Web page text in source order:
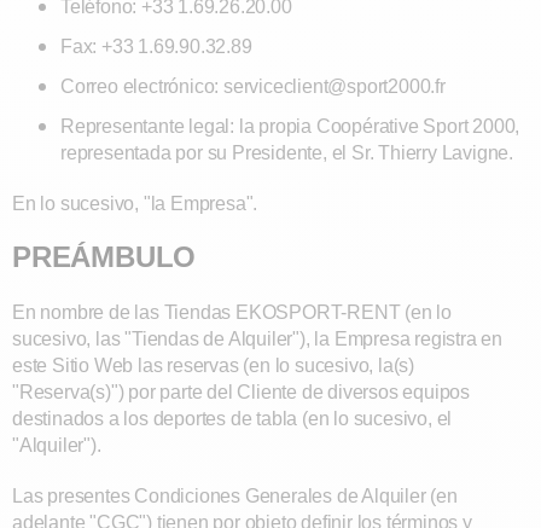
Teléfono: +33 1.69.26.20.00
Fax: +33 1.69.90.32.89
Correo electrónico: serviceclient@sport2000.fr
Representante legal: la propia Coopérative Sport 2000,
representada por su Presidente, el Sr. Thierry Lavigne.
En lo sucesivo, "la Empresa".
PREÁMBULO
En nombre de las Tiendas EKOSPORT-RENT (en lo
sucesivo, las "Tiendas de Alquiler"), la Empresa registra en
este Sitio Web las reservas (en lo sucesivo, la(s)
"Reserva(s)") por parte del Cliente de diversos equipos
destinados a los deportes de tabla (en lo sucesivo, el
"Alquiler").
Las presentes Condiciones Generales de Alquiler (en
adelante "CGC") tienen por objeto definir los términos y